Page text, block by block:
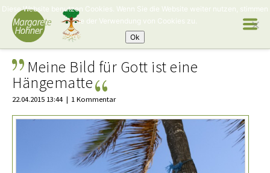
Meine Bild für Gott ist eine
Hängematte
22.04.2015 13:44 1 Kommentar
Diese Website benutzen Cookies. Wenn Sie die Website weiter nutzen, stimmen
Sie der Verwendung von Cookies zu.
Ok